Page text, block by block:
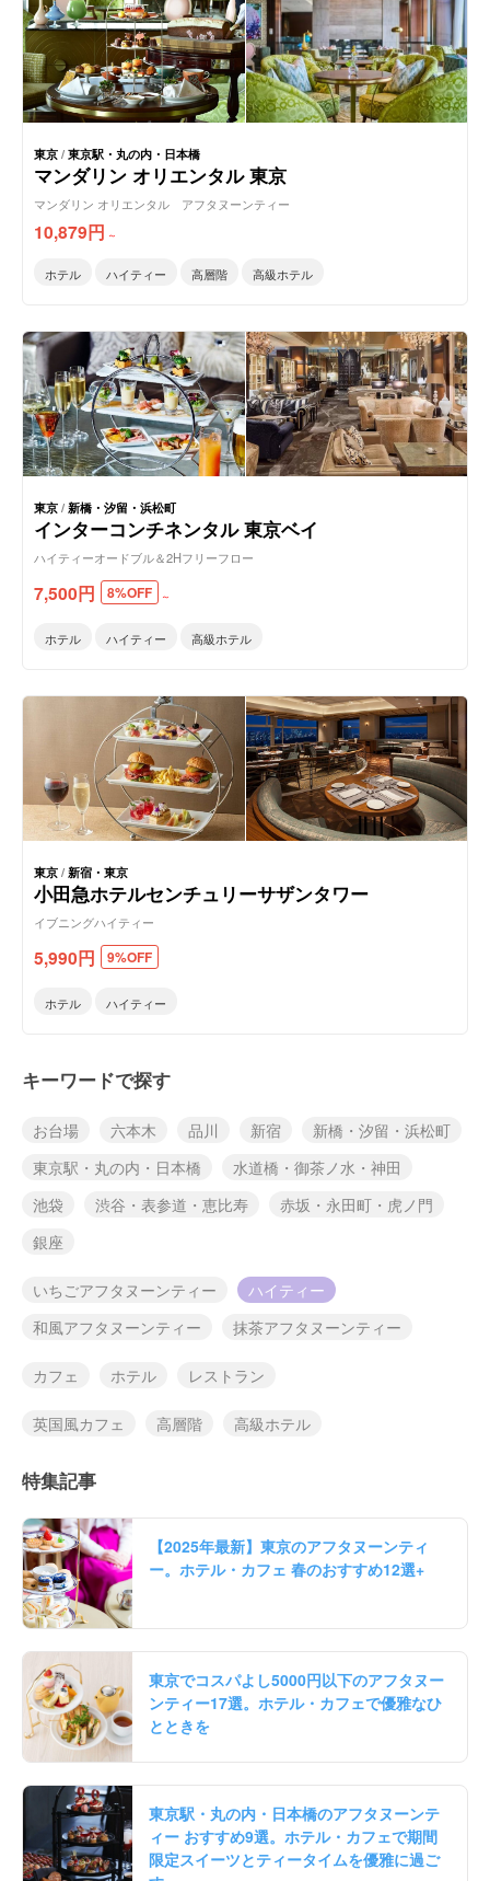
東京/東京駅・丸の内・日本橋
マンダリン オリエンタル 東京
マンダリン オリエンタル アフタヌーンティー
10,879円 ～
ホテル ハイティー 高層階 高級ホテル
東京/新橋・汐留・浜松町
インターコンチネンタル 東京ベイ
ハイティーオードブル＆2Hフリーフロー
7,500円 8%OFF ～
ホテル ハイティー 高級ホテル
東京/新宿・東京
小田急ホテルセンチュリーサザンタワー
イブニングハイティー
5,990円 9%OFF
ホテル ハイティー
キーワードで探す
お台場 六本木 品川 新宿
新橋・汐留・浜松町
東京駅・丸の内・日本橋
水道橋・御茶ノ水・神田
池袋
渋谷・表参道・恵比寿
赤坂・永田町・虎ノ門
銀座
いちごアフタヌーンティー
ハイティー
和風アフタヌーンティー
抹茶アフタヌーンティー
カフェ ホテル レストラン
英国風カフェ 高層階 高級ホテル
特集記事
【2025年最新】東京のアフタヌーンティ
ー。ホテル・カフェ 春のおすすめ12選+
東京でコスパよし5000円以下のアフタヌー
ンティー17選。ホテル・カフェで優雅なひ
とときを
東京駅・丸の内・日本橋のアフタヌーンテ
ィー おすすめ9選。ホテル・カフェで期間
限定スイーツとティータイムを優雅に過ご